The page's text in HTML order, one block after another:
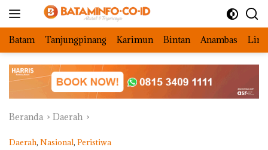
Batam Tanjungpinang Karimun Bintan Anambas
Beranda Daerah
Daerah, Nasional, Peristiwa